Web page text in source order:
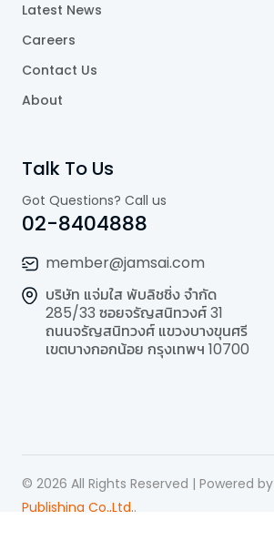
Latest News
Careers
Contact Us
About
Talk To Us
Got Questions? Call us
02-8404888
member@jamsai.com
บริษัท แจ่มใส พับลิชชิ่ง จำกัด
285/33 ซอยจรัญสนิทวงศ์ 31
ถนนจรัญสนิทวงศ์ แขวงบางขุนศรี
เขตบางกอกน้อย กรุงเทพฯ 10700
© 2026 All Rights Reserved | Powered by
Publishing Co.,Ltd..